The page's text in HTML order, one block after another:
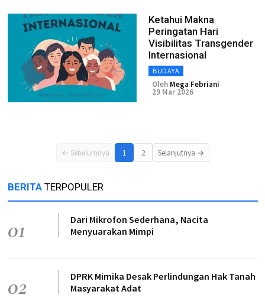
Ketahui Makna
Peringatan Hari
Visibilitas Transgender
Internasional
BUDAYA
Oleh Mega Febriani
29 Mar 2026
← Sebelumnya 1 2 Selanjutnya →
BERITA TERPOPULER
01
Dari Mikrofon Sederhana, Nacita
Menyuarakan Mimpi
02
DPRK Mimika Desak Perlindungan Hak Tanah
Masyarakat Adat